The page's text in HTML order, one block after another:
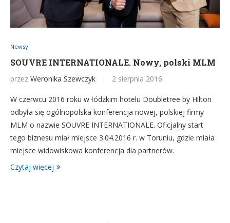
Newsy
SOUVRE INTERNATIONALE. Nowy, polski MLM
przez Weronika Szewczyk 2 sierpnia 2016
W czerwcu 2016 roku w łódzkim hotelu Doubletree by Hilton
odbyła się ogólnopolska konferencja nowej, polskiej firmy
MLM o nazwie SOUVRE INTERNATIONALE. Oficjalny start
tego biznesu miał miejsce 3.04.2016 r. w Toruniu, gdzie miała
miejsce widowiskowa konferencja dla partnerów.
Czytaj więcej